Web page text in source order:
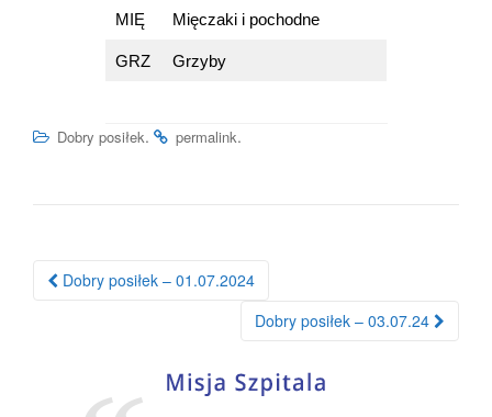
MIĘ Mięczaki i pochodne
GRZ Grzyby
Dobry posiłek. permalink.
Nawigacja
Dobry posiłek – 01.07.2024
Dobry posiłek – 03.07.24